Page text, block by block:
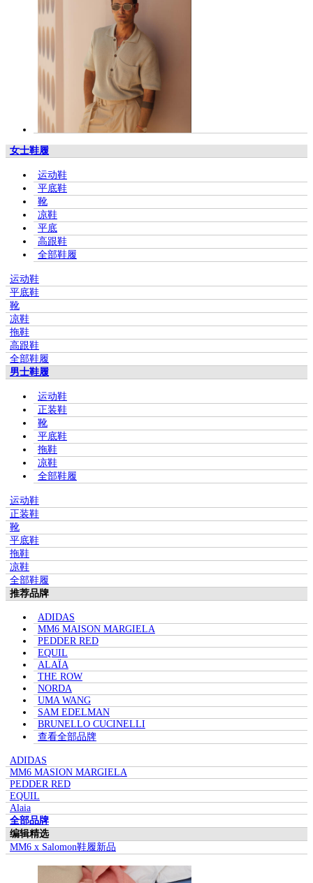
女士鞋履
运动鞋
平底鞋
靴
凉鞋
平底
高跟鞋
全部鞋履
运动鞋
平底鞋
靴
凉鞋
拖鞋
高跟鞋
全部鞋履
男士鞋履
运动鞋
正装鞋
靴
平底鞋
拖鞋
凉鞋
全部鞋履
运动鞋
正装鞋
靴
平底鞋
拖鞋
凉鞋
全部鞋履
推荐品牌
ADIDAS
MM6 MAISON MARGIELA
PEDDER RED
EQUIL
ALAÏA
THE ROW
NORDA
UMA WANG
SAM EDELMAN
BRUNELLO CUCINELLI
查看全部品牌
ADIDAS
MM6 MASION MARGIELA
PEDDER RED
EQUIL
Alaia
全部品牌
编辑精选
MM6 x Salomon鞋履新品